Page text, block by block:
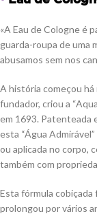
«A Eau de Cologne é
guarda-roupa de uma
abusamos sem nos
A história começou há
fundador, criou a
em 1693. Patenteada
esta “Água
ou aplicada no corpo,
também com
Esta fórmula
prolongou por vários